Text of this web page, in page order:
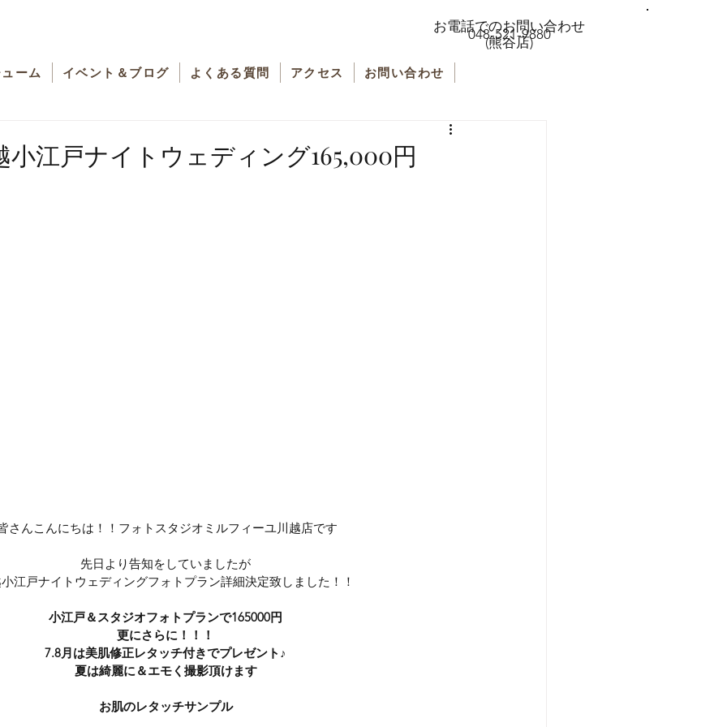
ーム イベント＆ブログ よくある質問 アクセス お問い合わせ
お電話でのお問い合わせ
048-521-9880
(熊谷店)
江戸ナイトウェディング165,000円
さんこんにちは！！フォトスタジオミルフィーユ川越店です
先日より告知をしていましたが
江戸ナイトウェディングフォトプラン詳細決定致しました！！
小江戸＆スタジオフォトプランで165000円
更にさらに！！！
7.8月は美肌修正レタッチ付きでプレゼント♪
夏は綺麗に＆エモく撮影頂けます
お肌のレタッチサンプル